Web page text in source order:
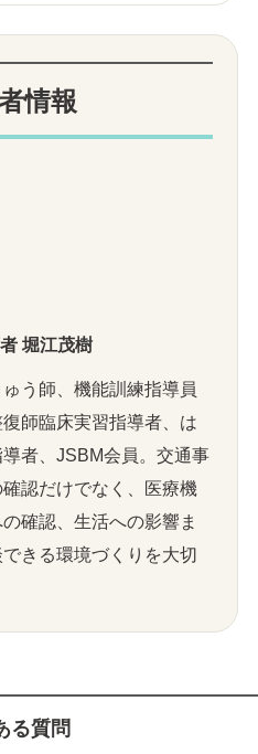
情報
堀江茂樹
う師、機能訓練指導員
師臨床実習指導者、は
者、JSBM会員。交通事
認だけでなく、医療機
確認、生活への影響ま
きる環境づくりを大切
る質問